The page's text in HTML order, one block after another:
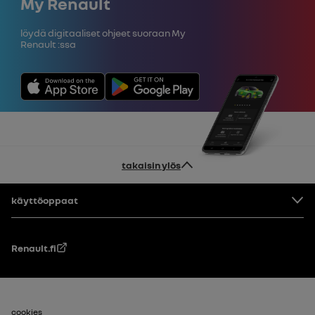
Löydä digitaaliset ohjeet suoraan My
Renault :ssa
takaisin ylös
Alatunniste
käyttöoppaat
Renault.fi
cookies